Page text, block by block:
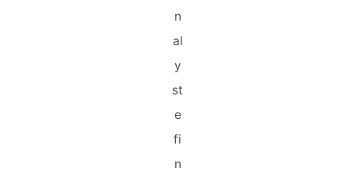
n
al
y
st
e
fi
n